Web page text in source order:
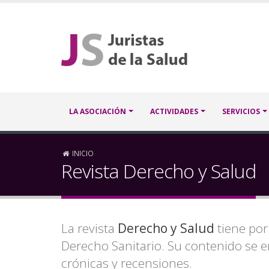
Navegación
principal
LA ASOCIACIÓN ACTIVIDADES SERVICIOS
Sobrescribir
enlaces
ayuda
a
INICIO
Revista Derecho y Salud
La revista Derecho y Salud tiene
Derecho Sanitario. Su contenido se
crónicas y recensiones.